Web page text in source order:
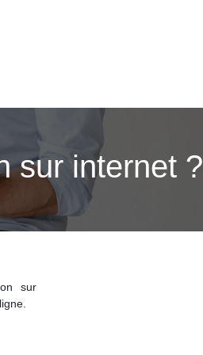
sur internet ?
sur